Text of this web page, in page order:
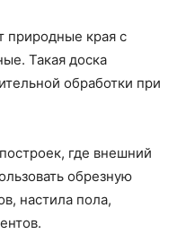
природные края с
Такая доска
обработки при
где внешний
обрезную
настила пола,